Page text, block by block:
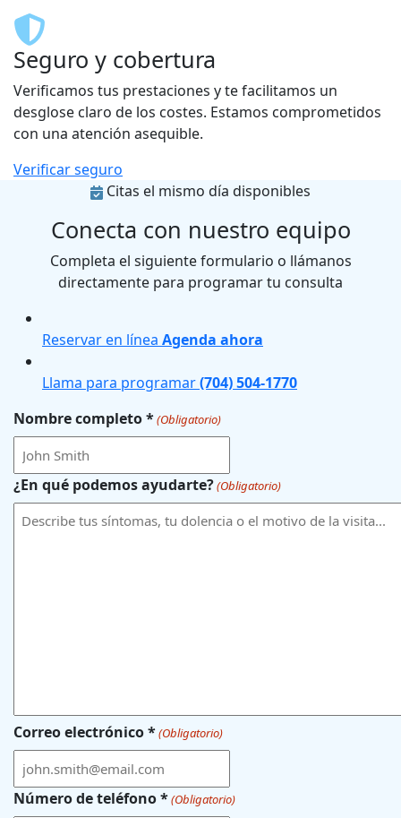
Seguro y cobertura
Verificamos tus prestaciones y te facilitamos un
desglose claro de los costes. Estamos comprometidos
con una atención asequible.
Verificar seguro
Citas el mismo día disponibles
Conecta con nuestro equipo
Completa el siguiente formulario o llámanos
directamente para programar tu consulta
Reservar en línea Agenda ahora
Llama para programar(704) 504-1770
Nombre completo *(Obligatorio)
¿En qué podemos ayudarte?(Obligatorio)
Correo electrónico *(Obligatorio)
Número de teléfono *(Obligatorio)